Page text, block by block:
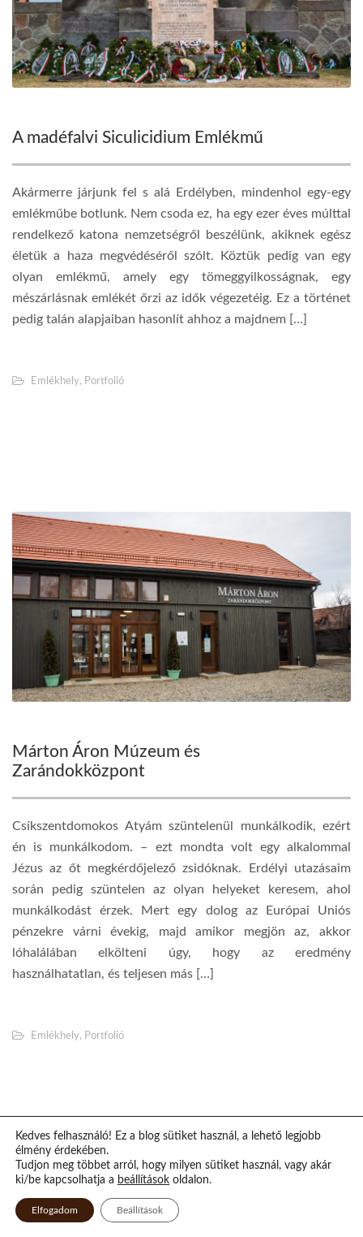
A madéfalvi Siculicidium Emlékmű
Akármerre járjunk fel s alá Erdélyben, mindenhol egy-egy
emlékműbe botlunk. Nem csoda ez, ha egy ezer éves múlttal
rendelkező katona nemzetségről beszélünk, akiknek egész
életük a haza megvédéséről szólt. Köztük pedig van egy
olyan emlékmű, amely egy tömeggyilkosságnak, egy
mészárlásnak emlékét őrzi az idők végezetéig. Ez a történet
pedig talán alapjaiban hasonlít ahhoz a majdnem […]
Emlékhely, Portfolió
Márton Áron Múzeum és
Zarándokközpont
Csíkszentdomokos Atyám szüntelenül munkálkodik, ezért
én is munkálkodom. – ezt mondta volt egy alkalommal
Jézus az őt megkérdőjelező zsidóknak. Erdélyi utazásaim
során pedig szüntelen az olyan helyeket keresem, ahol
munkálkodást érzek. Mert egy dolog az Európai Uniós
pénzekre várni évekig, majd amikor megjön az, akkor
lóhalálában elkölteni úgy, hogy az eredmény
használhatatlan, és teljesen más […]
Emlékhely, Portfolió
Kedves felhasználó! Ez a blog sütiket használ, a lehető legjobb
élmény érdekében.
Tudjon meg többet arról, hogy milyen sütiket használ, vagy akár
ki/be kapcsolhatja a beállítások oldalon.
Elfogadom Beállítások